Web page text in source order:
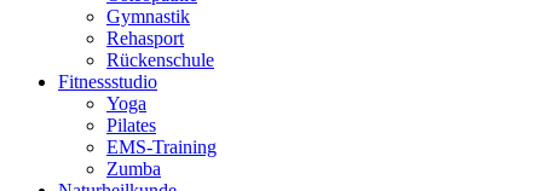
Gymnastik
Rehasport
Rückenschule
Fitnessstudio
Yoga
Pilates
EMS-Training
Zumba